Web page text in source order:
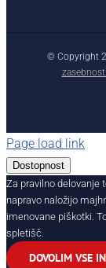
© Copyright
zasebnosti
Page load link
Dostopnost
Za pravilno delovanje
napravo naložijo
imenovane piškotki.
spletišč.
DOVOLIM VSE